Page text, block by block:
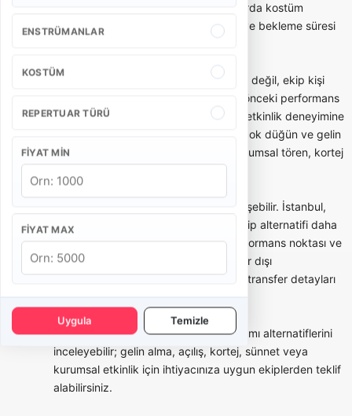
ENSTRÜMANLAR
KOSTÜM
REPERTUAR TÜRÜ
FIYAT MIN
FIYAT MAX
Uygula Temizle
tercih edilebilir. Bu tür organizasyonlarda kostüm
bütünlüğü, saat planı, yürüyüş rotası ve bekleme süresi
Bando takımı seçerken yalnızca fiyata değil, ekip kişi
sayısına, repertuar örneklerine, daha önceki performans
videolarına, kostüm seçeneklerine ve etkinlik deneyimine
bakmak gerekir. Bazı bandolar daha çok düğün ve gelin
alma odaklı çalışırken, bazı ekipler kurumsal tören, kortej
Şehre göre bando takımı fiyatları değişebilir. İstanbul,
Ankara, İzmir gibi büyük şehirlerde ekip alternatifi daha
fazla olabilir; ancak ulaşım, trafik, performans noktası ve
bekleme süresi fiyatı etkileyebilir. Şehir dışı
organizasyonlarda yol, konaklama ve transfer detayları
Orkestram üzerinden farklı bando takımı alternatiflerini
inceleyebilir; gelin alma, açılış, kortej, sünnet veya
kurumsal etkinlik için ihtiyacınıza uygun ekiplerden teklif
alabilirsiniz.